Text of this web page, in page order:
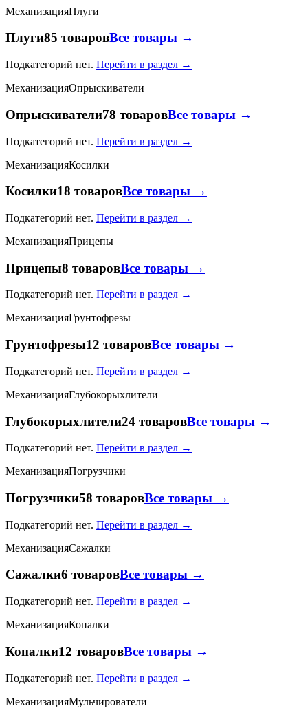
МеханизацияПлуги
Плуги85 товаровВсе товары →
Подкатегорий нет. Перейти в раздел →
МеханизацияОпрыскиватели
Опрыскиватели78 товаровВсе товары →
Подкатегорий нет. Перейти в раздел →
МеханизацияКосилки
Косилки18 товаровВсе товары →
Подкатегорий нет. Перейти в раздел →
МеханизацияПрицепы
Прицепы8 товаровВсе товары →
Подкатегорий нет. Перейти в раздел →
МеханизацияГрунтофрезы
Грунтофрезы12 товаровВсе товары →
Подкатегорий нет. Перейти в раздел →
МеханизацияГлубокорыхлители
Глубокорыхлители24 товаровВсе товары →
Подкатегорий нет. Перейти в раздел →
МеханизацияПогрузчики
Погрузчики58 товаровВсе товары →
Подкатегорий нет. Перейти в раздел →
МеханизацияСажалки
Сажалки6 товаровВсе товары →
Подкатегорий нет. Перейти в раздел →
МеханизацияКопалки
Копалки12 товаровВсе товары →
Подкатегорий нет. Перейти в раздел →
МеханизацияМульчирователи